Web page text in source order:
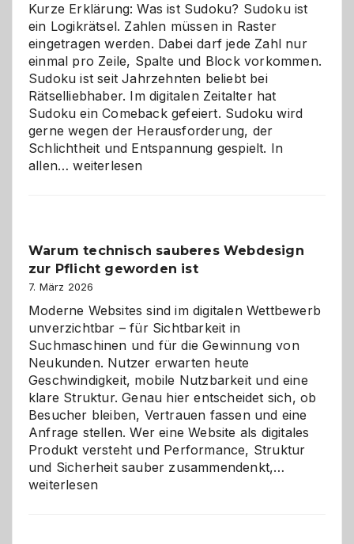
Kurze Erklärung: Was ist Sudoku? Sudoku ist
ein Logikrätsel. Zahlen müssen in Raster
eingetragen werden. Dabei darf jede Zahl nur
einmal pro Zeile, Spalte und Block vorkommen.
Sudoku ist seit Jahrzehnten beliebt bei
Rätselliebhaber. Im digitalen Zeitalter hat
Sudoku ein Comeback gefeiert. Sudoku wird
gerne wegen der Herausforderung, der
Schlichtheit und Entspannung gespielt. In
allen…Sudoku
den
Logikrätseln
weiterlesen
Warum technisch sauberes Webdesign
zur Pflicht geworden ist
7. März 2026
Moderne Websites sind im digitalen Wettbewerb
unverzichtbar – für Sichtbarkeit in
Suchmaschinen und für die Gewinnung von
Neukunden. Nutzer erwarten heute
Geschwindigkeit, mobile Nutzbarkeit und eine
klare Struktur. Genau hier entscheidet sich, ob
Besucher bleiben, Vertrauen fassen und eine
Anfrage stellen. Wer eine Website als digitales
Produkt versteht und Performance, Struktur
und Sicherheit sauber zusammendenkt,…
weiterlesen